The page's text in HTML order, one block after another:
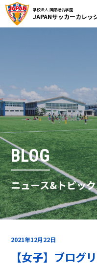
学校法人 国際総合学園
JAPANサッカーカレッ
BLOG
ニュース&トピッ
2021年12月22日
【女子】ブログ